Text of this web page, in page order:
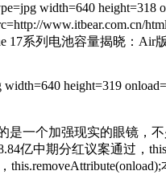
width=640 height=318
www.itbear.com.cn/
17系列电池容量揭晓：Air
height=319
是一个加强现实的眼镜，
中期分红议案通过，